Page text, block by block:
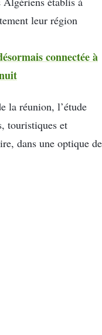
leur région
connectée à
la réunion, l’étude
touristiques et
dans une optique de